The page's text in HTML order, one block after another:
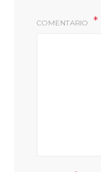
COMENTARIO